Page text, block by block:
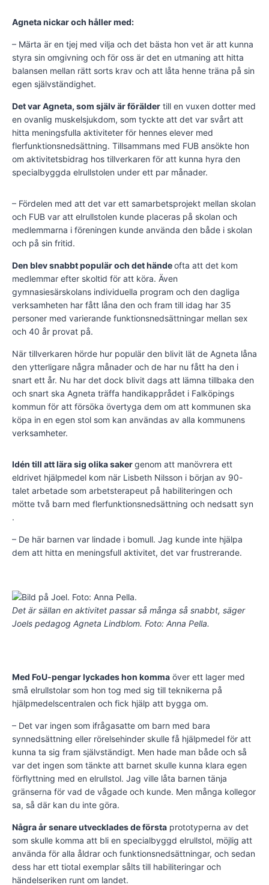
Agneta nickar och håller med:
– Märta är en tjej med vilja och det bästa hon vet är att kunna
styra sin omgivning och för oss är det en utmaning att hitta
balansen mellan rätt sorts krav och att låta henne träna på sin
egen självständighet.
Det var Agneta, som själv är förälder till en vuxen dotter med
en ovanlig muskelsjukdom, som tyckte att det var svårt att
hitta meningsfulla aktiviteter för hennes elever med
flerfunktionsnedsättning. Tillsammans med FUB ansökte hon
om aktivitetsbidrag hos tillverkaren för att kunna hyra den
specialbyggda elrullstolen under ett par månader.
– Fördelen med att det var ett samarbetsprojekt mellan skolan
och FUB var att elrullstolen kunde placeras på skolan och
medlemmarna i föreningen kunde använda den både i skolan
och på sin fritid.
Den blev snabbt populär och det händeofta att det kom
medlemmar efter skoltid för att köra. Även
gymnasiesärskolans individuella program och den dagliga
verksamheten har fått låna den och fram till idag har 35
personer med varierande funktionsnedsättningar mellan sex
och 40 år provat på.
När tillverkaren hörde hur populär den blivit lät de Agneta låna
den ytterligare några månader och de har nu fått ha den i
snart ett år. Nu har det dock blivit dags att lämna tillbaka den
och snart ska Agneta träffa handikapprådet i Falköpings
kommun för att försöka övertyga dem om att kommunen ska
köpa in en egen stol som kan användas av alla kommunens
verksamheter.
Idén till att lära sig olika sakergenom att manövrera ett
eldrivet hjälpmedel kom när Lisbeth Nilsson i början av 90-
talet arbetade som arbetsterapeut på habiliteringen och
mötte två barn med flerfunktionsnedsättning och nedsatt syn
.
– De här barnen var lindade i bomull. Jag kunde inte hjälpa
dem att hitta en meningsfull aktivitet, det var frustrerande.
Det är sällan en aktivitet passar så många så snabbt, säger
Joels pedagog Agneta Lindblom. Foto: Anna Pella.
Med FoU-pengar lyckades hon komma över ett lager med
små elrullstolar som hon tog med sig till teknikerna på
hjälpmedelscentralen och fick hjälp att bygga om.
– Det var ingen som ifrågasatte om barn med bara
synnedsättning eller rörelsehinder skulle få hjälpmedel för att
kunna ta sig fram självständigt. Men hade man både och så
var det ingen som tänkte att barnet skulle kunna klara egen
förflyttning med en elrullstol. Jag ville låta barnen tänja
gränserna för vad de vågade och kunde. Men många kollegor
sa, så där kan du inte göra.
Några år senare utvecklades de första prototyperna av det
som skulle komma att bli en specialbyggd elrullstol, möjlig att
använda för alla åldrar och funktionsnedsättningar, och sedan
dess har ett tiotal exemplar sålts till habiliteringar och
händelseriken runt om landet.